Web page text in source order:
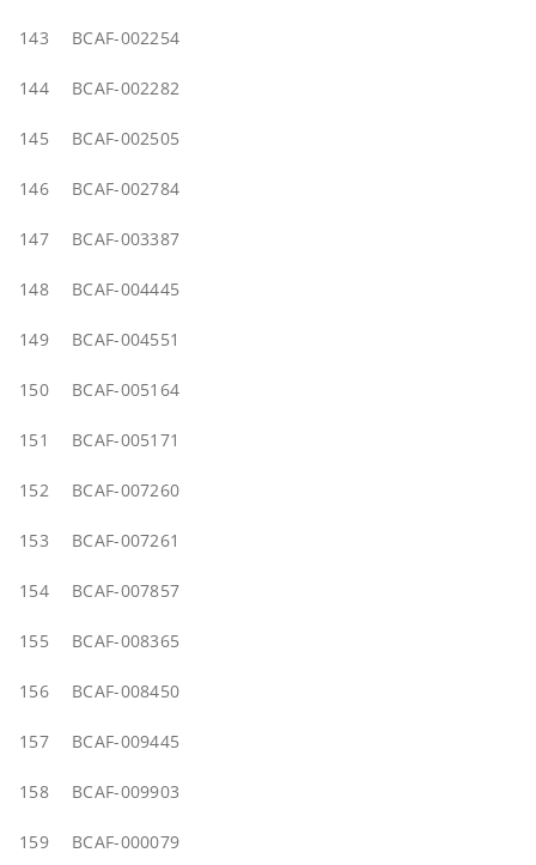
143 BCAF-002254
144 BCAF-002282
145 BCAF-002505
146 BCAF-002784
147 BCAF-003387
148 BCAF-004445
149 BCAF-004551
150 BCAF-005164
151 BCAF-005171
152 BCAF-007260
153 BCAF-007261
154 BCAF-007857
155 BCAF-008365
156 BCAF-008450
157 BCAF-009445
158 BCAF-009903
159 BCAF-000079